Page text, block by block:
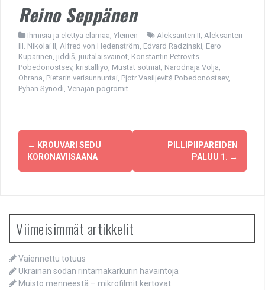
Reino Seppänen
Ihmisiä ja elettyä elämää Yleinen Aleksanteri II Aleksanteri
III. Nikolai II Alfred von Hedenström Edvard Radzinski Eero
Kuparinen jiddiš juutalaisvainot Konstantin Petrovits
Pobedonostsev, kristalliyö Mustat sotniat Narodnaja Volja
Ohrana Pietarin verisunnuntai Pjotr Vasiljevitš Pobedonostsev,
Pyhän Synodi Venäjän pogromit
Post
navigation
← KROUVARI SEDU
KORONAVIISAANA
PILLIPIIPAREIDEN
PALUU 1. →
Viimeisimmät artikkelit
Vaiennettu totuus
Ukrainan sodan rintamakarkurin havaintoja
Muisto menneestä – mikrofilmit kertovat